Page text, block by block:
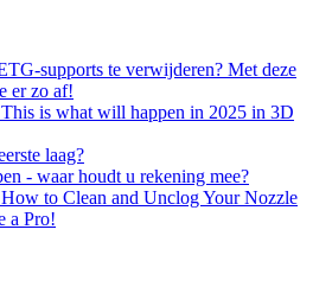
supports te verwijderen? Met deze
er zo af!
is what will happen in 2025 in 3D
laag?
- waar houdt u rekening mee?
to Clean and Unclog Your Nozzle
a Pro!